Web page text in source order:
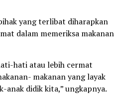
yang terlibat diharapkan
dalam memeriksa makanan
hati atau lebih cermat
makanan yang layak
anak didik kita,” ungkapnya.